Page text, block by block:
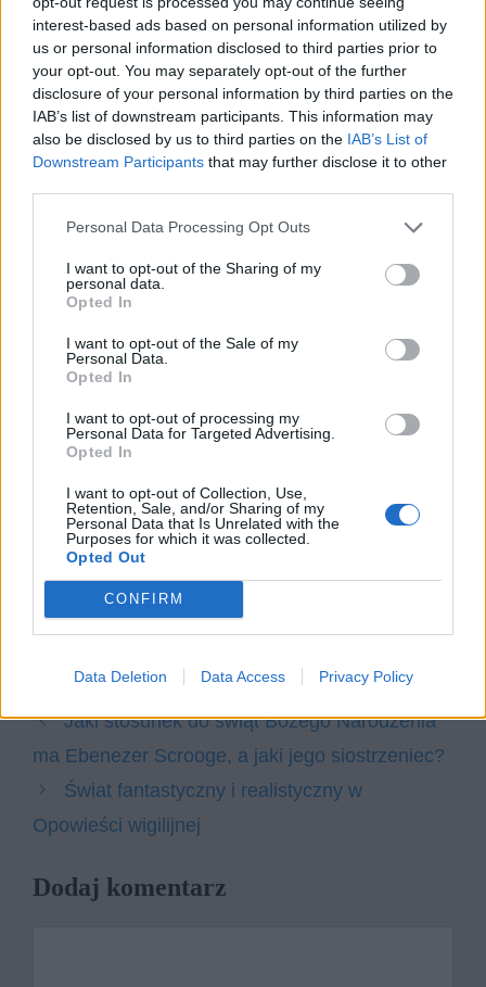
interest-based ads based on personal information utilized by
us or personal information disclosed to third parties prior to
your opt-out. You may separately opt-out of the further
disclosure of your personal information by third parties on the
IAB’s list of downstream participants. This information may
also be disclosed by us to third parties on the IAB’s List of
Downstream Participants that may further disclose it to other
Personal Data Processing Opt Outs
I want to opt-out of the Sharing of my
personal data.
Opted In
I want to opt-out of the Sale of my
Personal Data.
Opted In
I want to opt-out of processing my
Personal Data for Targeted Advertising.
Opted In
I want to opt-out of Collection, Use,
Retention, Sale, and/or Sharing of my
Personal Data that Is Unrelated with the
Purposes for which it was collected.
Opted Out
CONFIRM
Data Deletion Data Access Privacy Policy
Napisz rozprawkę, w której rozważysz
trafność stwierdzenia, że w trudnej
sytuacji człowiek poznaje samego
siebie. W argumentacji odwołaj się do
wybranej lektury obowiązkowej oraz
szczęśliwym? Omów zagadnienie na
podstawie Skąpca Moliera. W swojej
odpowiedzi uwzględnij również
wybrany kontekst.
wady i przywary ludzkie, z którymi
walczyli twórcy w różnych epokach. W
pracy odwołaj się do: wybranej lektury
obowiązkowej, innego utworu
literackiego oraz wybranych
kontekstów.
Tagi
Opowieść wigilijna - opracowanie
Jaki stosunek do świąt Bożego Narodzenia
ma Ebenezer Scrooge, a jaki jego siostrzeniec?
Świat fantastyczny i realistyczny w
Opowieści wigilijnej
Dodaj komentarz